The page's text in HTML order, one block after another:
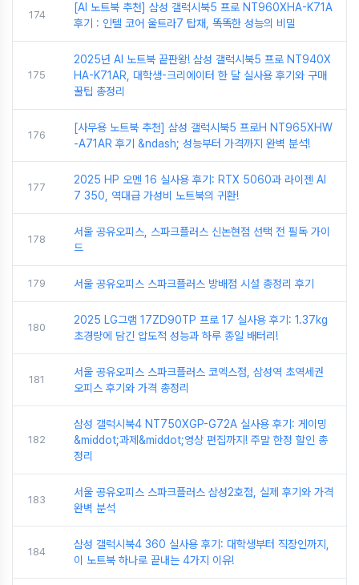
174
[AI 노트북 추천] 삼성 갤럭시북5 프로 NT960XHA-K71A
후기 : 인텔 코어 울트라7 탑재, 똑똑한 성능의 비밀
175
2025년 AI 노트북 끝판왕! 삼성 갤럭시북5 프로 NT940X
HA-K71AR, 대학생-크리에이터 한 달 실사용 후기와 구매
꿀팁 총정리
176
[사무용 노트북 추천] 삼성 갤럭시북5 프로H NT965XHW
-A71AR 후기 &ndash; 성능부터 가격까지 완벽 분석!
177
2025 HP 오멘 16 실사용 후기: RTX 5060과 라이젠 AI
7 350, 역대급 가성비 노트북의 귀환!
178
서울 공유오피스, 스파크플러스 신논현점 선택 전 필독 가이
드
179 서울 공유오피스 스파크플러스 방배점 시설 총정리 후기
180
2025 LG그램 17ZD90TP 프로 17 실사용 후기: 1.37kg
초경량에 담긴 압도적 성능과 하루 종일 배터리!
181
서울 공유오피스 스파크플러스 코엑스점, 삼성역 초역세권
오피스 후기와 가격 총정리
182
삼성 갤럭시북4 NT750XGP-G72A 실사용 후기: 게이밍
&middot;과제&middot;영상 편집까지! 주말 한정 할인 총
정리
183
서울 공유오피스 스파크플러스 삼성2호점, 실제 후기와 가격
완벽 분석
184
삼성 갤럭시북4 360 실사용 후기: 대학생부터 직장인까지,
이 노트북 하나로 끝내는 4가지 이유!